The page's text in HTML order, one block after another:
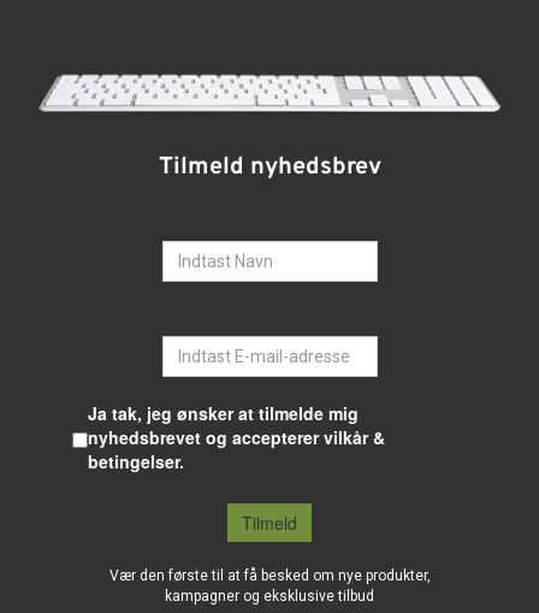
Tilmeld nyhedsbrev
Ja tak, jeg ønsker at tilmelde mig
nyhedsbrevet og accepterer vilkår &
betingelser.
Tilmeld
Vær den første til at få besked om nye produkter,
kampagner og eksklusive tilbud